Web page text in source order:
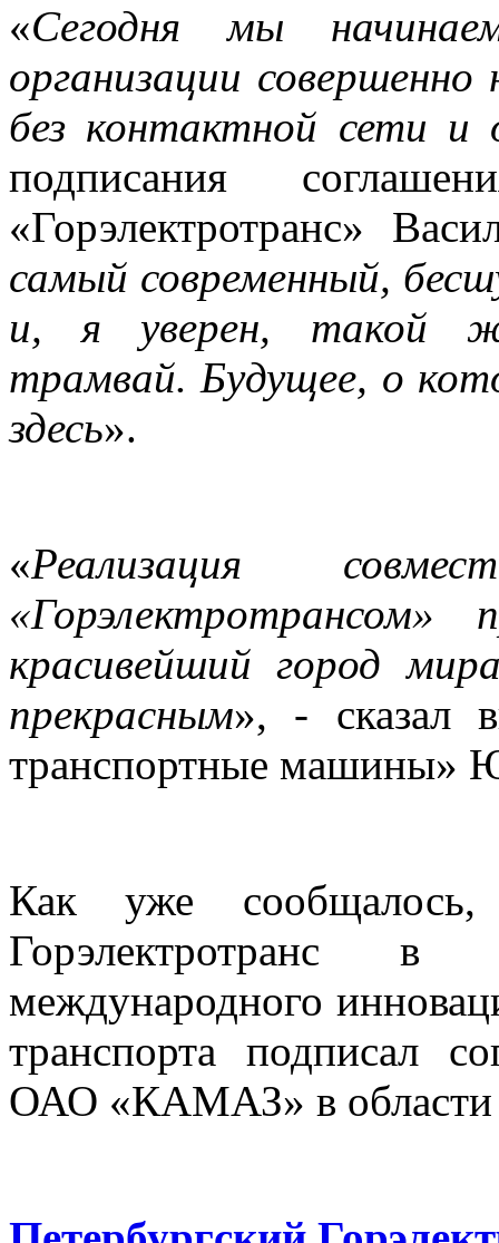
«Сегодня мы
организации
без контактной сети и
подписания
«Горэлектротранс»
самый современный,
и, я уверен, такой
трамвай. Будущее, о
здесь».
«Реализация
красивейший город
прекрасным», - сказал
транспортные машины»
Как уже сообщалось,
Горэлектротранс
международного
транспорта подписал
ОАО «КАМАЗ» в области